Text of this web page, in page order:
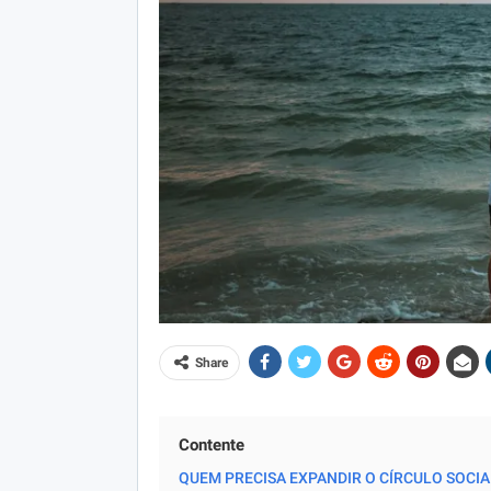
Share
Contente
QUEM PRECISA EXPANDIR O CÍRCULO